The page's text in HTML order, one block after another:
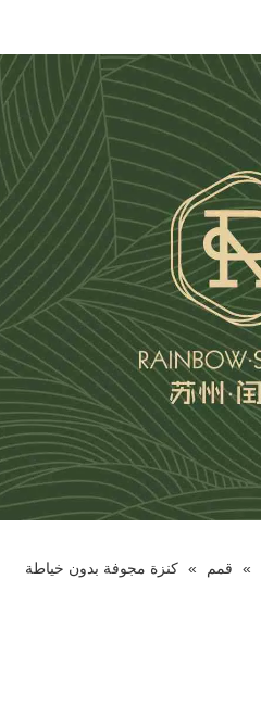
» قمم » كنزة مجوفة بدون خياطة